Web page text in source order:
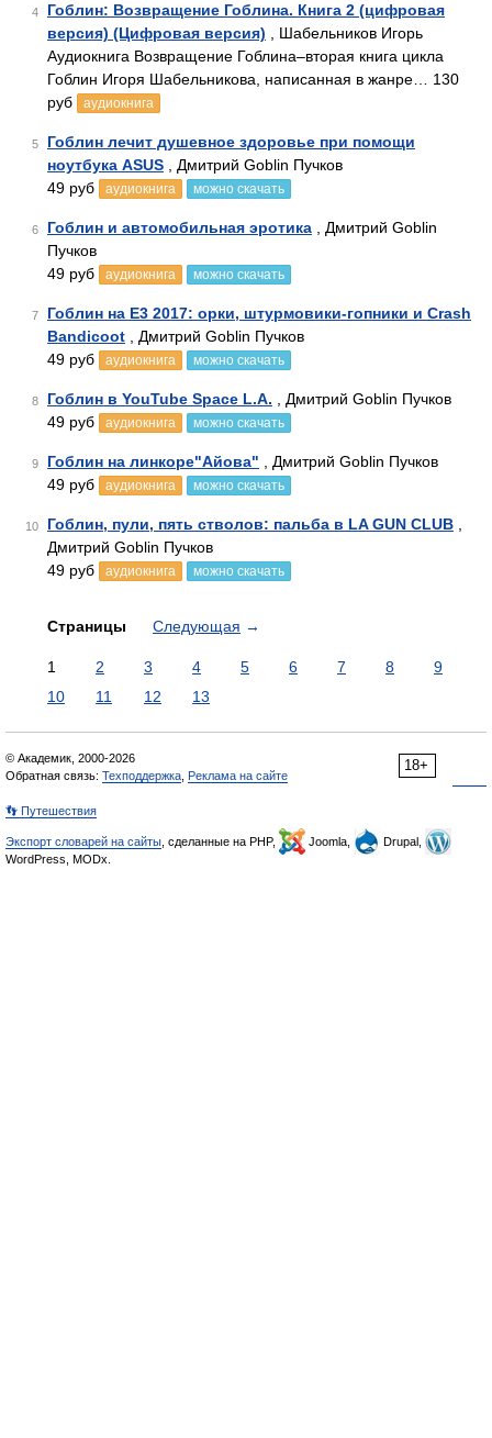
4
Гоблин: Возвращение Гоблина. Книга 2 (цифровая
версия) (Цифровая версия) , Шабельников Игорь
Аудиокнига Возвращение Гоблина–вторая книга цикла
Гоблин Игоря Шабельникова, написанная в жанре… 130
руб
аудиокнига
5
Гоблин лечит душевное здоровье при помощи
ноутбука ASUS , Дмитрий Goblin Пучков
49 руб
аудиокнига можно скачать
6 Гоблин и автомобильная эротика , Дмитрий Goblin
Пучков
49 руб
аудиокнига можно скачать
7
Гоблин на Е3 2017: орки, штурмовики-гопники и Crash
Bandicoot , Дмитрий Goblin Пучков
49 руб
аудиокнига можно скачать
8 Гоблин в YouTube Space L.A. , Дмитрий Goblin Пучков
49 руб
аудиокнига можно скачать
9 Гоблин на линкоре"Айова" , Дмитрий Goblin Пучков
49 руб
аудиокнига можно скачать
10 Гоблин, пули, пять стволов: пальба в LA GUN CLUB
Дмитрий Goblin Пучков
49 руб
аудиокнига можно скачать
Страницы Следующая →
1 2 3 4 5 6 7 8
9
10
11 12 13
18+
© Академик, 2000-2026
Обратная связь: Техподдержка Реклама на сайте
👣 Путешествия
Экспорт словарей на сайты , сделанные на PHP, Joomla,
Drupal,
WordPress, MODx.